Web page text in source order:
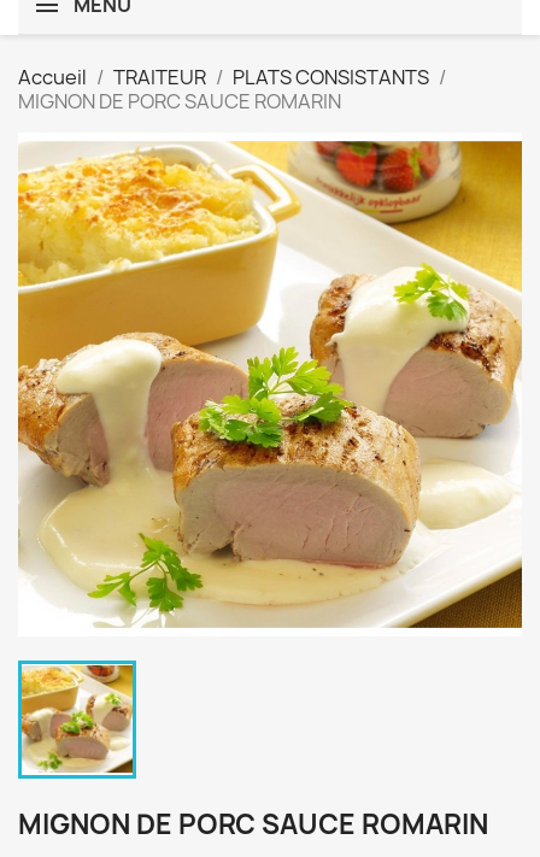
Accueil TRAITEUR
PLATS CONSISTANTS
MIGNON DE PORC SAUCE ROMARIN
MIGNON DE PORC SAUCE ROMARIN